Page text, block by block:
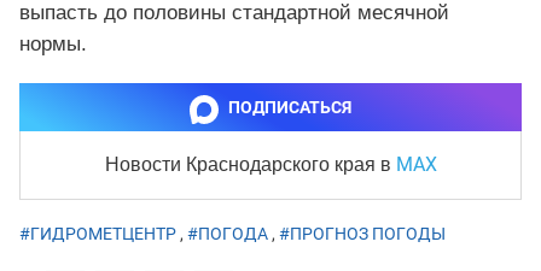
выпасть до половины стандартной месячной
нормы.
ПОДПИСАТЬСЯ
Новости Краснодарского края в MAX
#ГИДРОМЕТЦЕНТР, #ПОГОДА, #ПРОГНОЗ ПОГОДЫ